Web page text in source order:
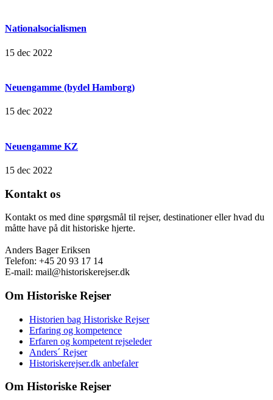
Nationalsocialismen
15 dec 2022
Neuengamme (bydel Hamborg)
15 dec 2022
Neuengamme KZ
15 dec 2022
Kontakt os
Kontakt os med dine spørgsmål til rejser, destinationer eller hvad du
måtte have på dit historiske hjerte.
Anders Bager Eriksen
Telefon: +45 20 93 17 14
E-mail: mail@historiskerejser.dk
Om Historiske Rejser
Historien bag Historiske Rejser
Erfaring og kompetence
Erfaren og kompetent rejseleder
Anders´ Rejser
Historiskerejser.dk anbefaler
Om Historiske Rejser